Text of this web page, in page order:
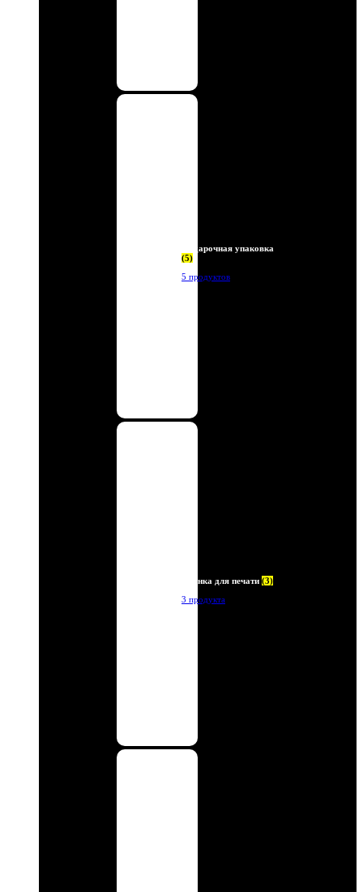
Подарочная упаковка
(5)
5 продуктов
Пленка для печати (3)
3 продукта